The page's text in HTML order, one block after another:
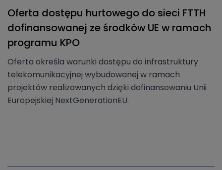
Oferta dostępu hurtowego do sieci FTTH
dofinansowanej ze środków UE w ramach
programu KPO
Oferta określa warunki dostępu do infrastruktury
telekomunikacyjnej wybudowanej w ramach
projektów realizowanych dzięki dofinansowaniu Unii
Europejskiej NextGenerationEU.